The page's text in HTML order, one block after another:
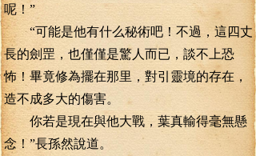
呢！”
“可能是他有什么秘術吧！不過，這四丈
長的劍罡，也僅僅是驚人而已，談不上恐
怖！畢竟修為擺在那里，對引靈境的存在，
造不成多大的傷害。
你若是現在與他大戰，葉真輸得毫無懸
念！”長孫然說道。